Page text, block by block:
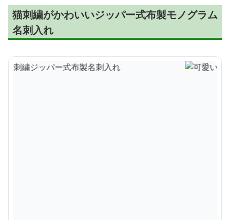
猫刺繍がかわいいジッパー式布製モノグラム
名刺入れ